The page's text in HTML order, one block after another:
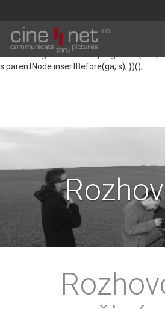
(function() { var ga =
document.location.protocol ? 'https://' :
'stats.g.doubleclick.net/dc.js'; var s =
s.parentNode.insertBefore(ga, s); })();